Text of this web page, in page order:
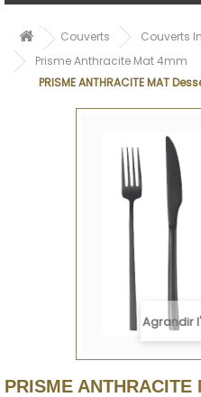
Couverts
Couverts
Prisme Anthracite Mat 4mm
PRISME ANTHRACITE MAT
Agrandir
PRISME ANTHRACITE